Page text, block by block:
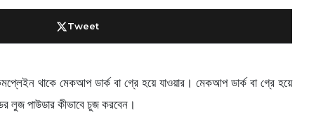
Tweet
থাকে মেকআপ ডার্ক বা গ্রে হয়ে যাওয়ার। মেকআপ ডার্ক বা গ্রে হয়ে
লুজ পাউডার কীভাবে চুজ করবেন।